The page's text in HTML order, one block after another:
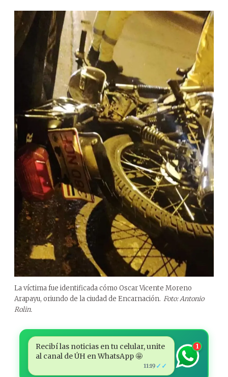
La víctima fue identificada cómo Oscar Vicente Moreno
Arapayu, oriundo de la ciudad de Encarnación. Foto: Antonio
Rolin.
Recibí las noticias en tu celular, unite
al canal de ÚH en WhatsApp 🤩
11:19 ✓✓
1